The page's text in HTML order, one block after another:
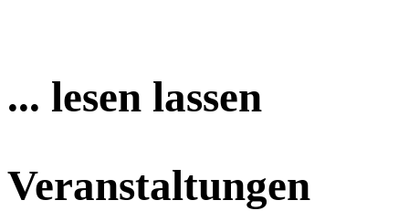
... lesen lassen
Veranstaltungen